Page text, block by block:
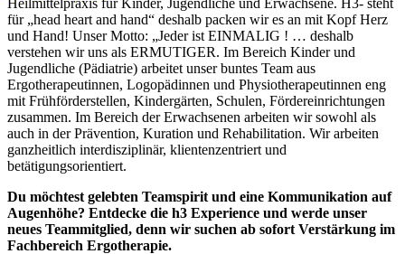
Heilmittelpraxis für Kinder, Jugendliche und Erwachsene. H3- steht
für „head heart and hand“ deshalb packen wir es an mit Kopf Herz
und Hand! Unser Motto: „Jeder ist EINMALIG ! … deshalb
verstehen wir uns als ERMUTIGER. Im Bereich Kinder und
Jugendliche (Pädiatrie) arbeitet unser buntes Team aus
Ergotherapeutinnen, Logopädinnen und Physiotherapeutinnen eng
mit Frühförderstellen, Kindergärten, Schulen, Fördereinrichtungen
zusammen. Im Bereich der Erwachsenen arbeiten wir sowohl als
auch in der Prävention, Kuration und Rehabilitation. Wir arbeiten
ganzheitlich interdisziplinär, klientenzentriert und
betätigungsorientiert.
Du möchtest gelebten Teamspirit und eine Kommunikation auf
Augenhöhe? Entdecke die h3 Experience und werde unser
neues Teammitglied, denn wir suchen ab sofort Verstärkung im
Fachbereich Ergotherapie.